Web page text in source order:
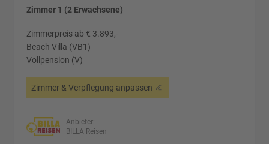
Zimmer 1 (2 Erwachsene)
Zimmerpreis ab € 3.893,-
Beach Villa (VB1)
Vollpension (V)
Zimmer & Verpflegung anpassen
Anbieter:
BILLA Reisen